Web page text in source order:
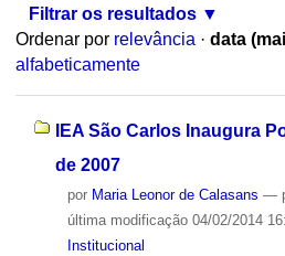
Filtrar os resultados
Ordenar por relevância · data
alfabeticamente
IEA São Carlos Inaugura
de 2007
por Maria Leonor de Calasans —
última modificação04/02/2014
Institucional